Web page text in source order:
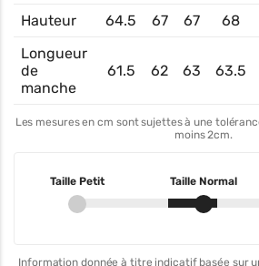
Hauteur 64.5 67 67 68
Longueur
de
manche
61.5 62 63 63.5
Les mesures en cm sont sujettes à une
moins 2cm.
Taille Petit Taille Normal
Information donnée à titre indicatif basée sur